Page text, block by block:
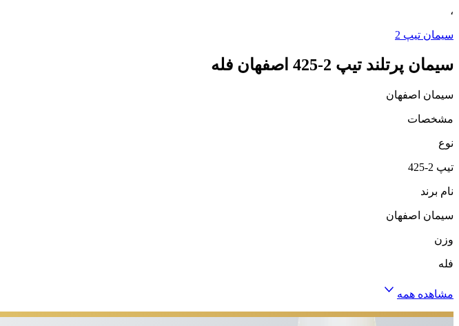
،
سیمان تیپ 2
سیمان پرتلند تیپ 2-425 اصفهان فله
سیمان اصفهان
مشخصات
نوع
تیپ 2-425
نام برند
سیمان اصفهان
وزن
فله
مشاهده همه